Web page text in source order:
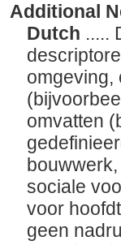
Additional
Dutch .....
omgeving,
omvatten
sociale
voor
geen